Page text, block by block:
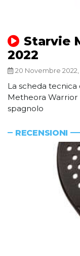
Starvie
2022
20 Novembre 2022,
La scheda
Metheora Warrior
spagnolo
RECENSIONI